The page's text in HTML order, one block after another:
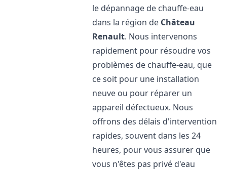
le dépannage de chauffe-eau
dans la région de Château
Renault. Nous intervenons
rapidement pour résoudre vos
problèmes de chauffe-eau, que
ce soit pour une installation
neuve ou pour réparer un
appareil défectueux. Nous
offrons des délais d'intervention
rapides, souvent dans les 24
heures, pour vous assurer que
vous n'êtes pas privé d'eau